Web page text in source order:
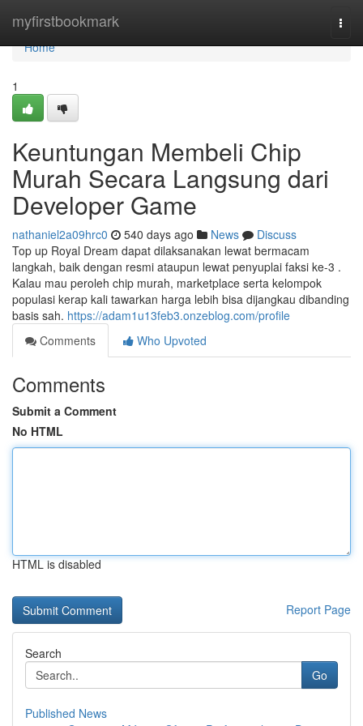
myfirstbookmark
Home
Home
1
Keuntungan Membeli Chip
Murah Secara Langsung dari
Developer Game
nathaniel2a09hrc0 540 days ago News
Discuss
Top up Royal Dream dapat dilaksanakan lewat bermacam
langkah, baik dengan resmi ataupun lewat penyuplai faksi ke-3 .
Kalau mau peroleh chip murah, marketplace serta kelompok
populasi kerap kali tawarkan harga lebih bisa dijangkau dibanding
basis sah. https://adam1u13feb3.onzeblog.com/profile
Comments
Who Upvoted
Comments
Submit a Comment
No HTML
HTML is disabled
Report Page
Search
Go
Published News